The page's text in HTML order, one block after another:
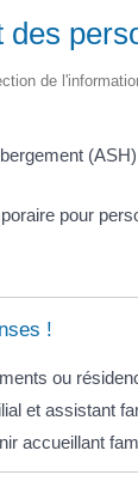
des
de
(ASH)
pour
!
ou
et assistant
accueillant